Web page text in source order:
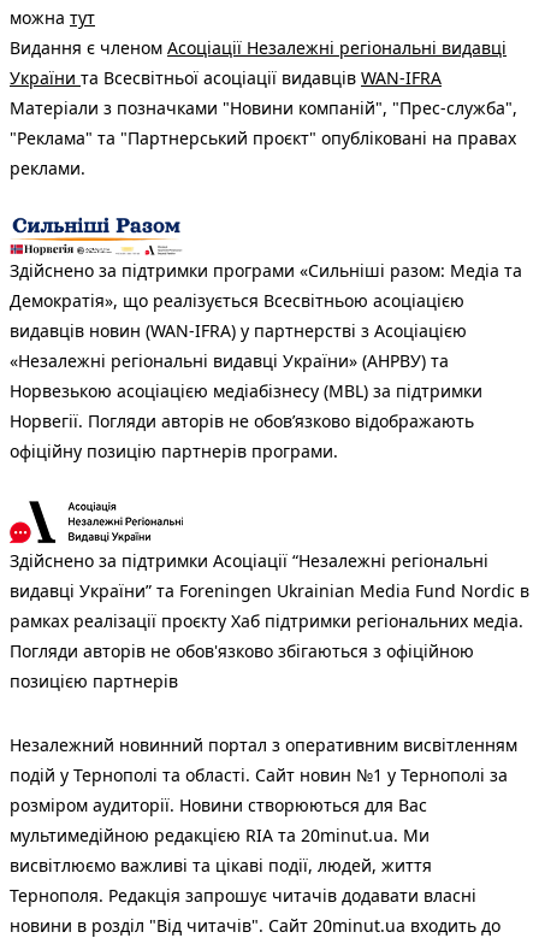
можна тут
Видання є членом Асоціації Незалежні регіональні видавці
України та Всесвітньої асоціації видавців WAN-IFRA
Матеріали з позначками "Новини компаній", "Прес-служба",
"Реклама" та "Партнерський проєкт" опубліковані на правах
реклами.
Здійснено за підтримки програми «Сильніші разом: Медіа та
Демократія», що реалізується Всесвітньою асоціацією
видавців новин (WAN-IFRA) у партнерстві з Асоціацією
«Незалежні регіональні видавці України» (АНРВУ) та
Норвезькою асоціацією медіабізнесу (MBL) за підтримки
Норвегії. Погляди авторів не обов’язково відображають
офіційну позицію партнерів програми.
Здійснено за підтримки Асоціації “Незалежні регіональні
видавці України” та Foreningen Ukrainian Media Fund Nordic в
рамках реалізації проєкту Хаб підтримки регіональних медіа.
Погляди авторів не обов'язково збігаються з офіційною
позицією партнерів
Незалежний новинний портал з оперативним висвітленням
подій у Тернополі та області. Сайт новин №1 у Тернополі за
розміром аудиторії. Новини створюються для Вас
мультимедійною редакцією RIA та 20minut.ua. Ми
висвітлюємо важливі та цікаві події, людей, життя
Тернополя. Редакція запрошує читачів додавати власні
новини в розділ "Від читачів". Сайт 20minut.ua входить до